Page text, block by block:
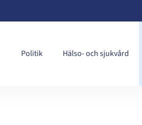
Politik Hälso- och sjukvård